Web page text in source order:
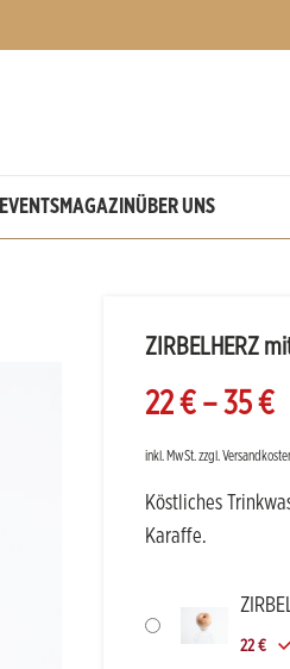
EVENTSMAGAZINÜBER UNS
ZIRBELHERZ
22€–35€
inkl. MwSt.zzgl.
Köstliches
Karaffe.
22 €